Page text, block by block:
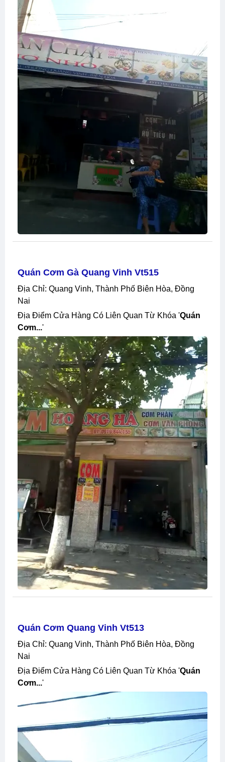
Quán Cơm Gà Quang Vinh Vt515
Địa Chỉ: Quang Vinh, Thành Phố Biên Hòa, Đồng
Nai
Địa Điểm Cửa Hàng Có Liên Quan Từ Khóa 'Quán
Cơm...'
Quán Cơm Quang Vinh Vt513
Địa Chỉ: Quang Vinh, Thành Phố Biên Hòa, Đồng
Nai
Địa Điểm Cửa Hàng Có Liên Quan Từ Khóa 'Quán
Cơm...'